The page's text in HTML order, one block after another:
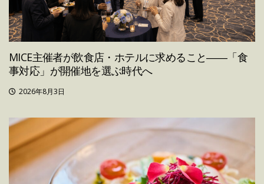
MICE主催者が飲食店・ホテルに求めること――「食
事対応」が開催地を選ぶ時代へ
2026年8月3日